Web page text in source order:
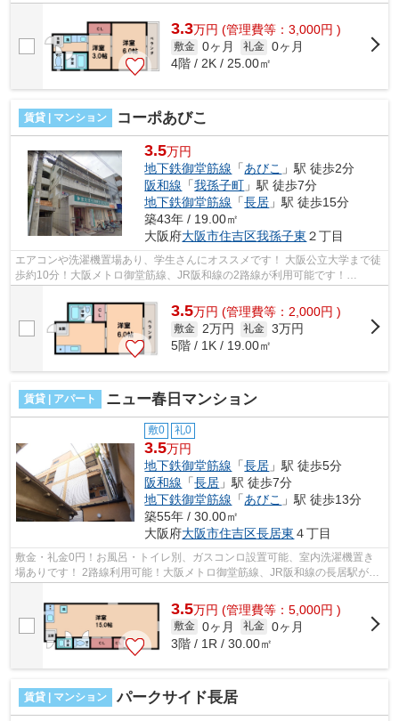
■□■□■□■□■□■□■□■□■□■□■□■□■□■□■□■□■□■□■□■□ ご...
3.3万円 (管理費等：3,000円 )
敷金 0ヶ月 礼金 0ヶ月
4階 / 2K / 25.00㎡
賃貸 | マンション コーポあびこ
3.5万円
地下鉄御堂筋線 「あびこ 」駅 徒歩2分
阪和線 「我孫子町 」駅 徒歩7分
地下鉄御堂筋線 「長居 」駅 徒歩15分
築43年 / 19.00㎡
大阪府大阪市住吉区我孫子東 ２丁目
エアコンや洗濯機置場あり、学生さんにオススメです！ 大阪公立大学まで徒
歩約10分！大阪メトロ御堂筋線、JR阪和線の2路線が利用可能です！
■□■□■□■□■□■□■□■□■□■□■□■□■□■□■□■□■□■□■□...
3.5万円 (管理費等：2,000円 )
敷金 2万円 礼金 3万円
5階 / 1K / 19.00㎡
賃貸 | アパート ニュー春日マンション
敷0 礼0
3.5万円
地下鉄御堂筋線 「長居 」駅 徒歩5分
阪和線 「長居 」駅 徒歩7分
地下鉄御堂筋線 「あびこ 」駅 徒歩13分
築55年 / 30.00㎡
大阪府大阪市住吉区長居東 ４丁目
敷金・礼金0円！お風呂・トイレ別、ガスコンロ設置可能、室内洗濯機置き
場ありです！ 2路線利用可能！大阪メトロ御堂筋線、JR阪和線の長居駅が徒
3.5万円 (管理費等：5,000円 )
敷金 0ヶ月 礼金 0ヶ月
3階 / 1R / 30.00㎡
賃貸 | マンション パークサイド長居